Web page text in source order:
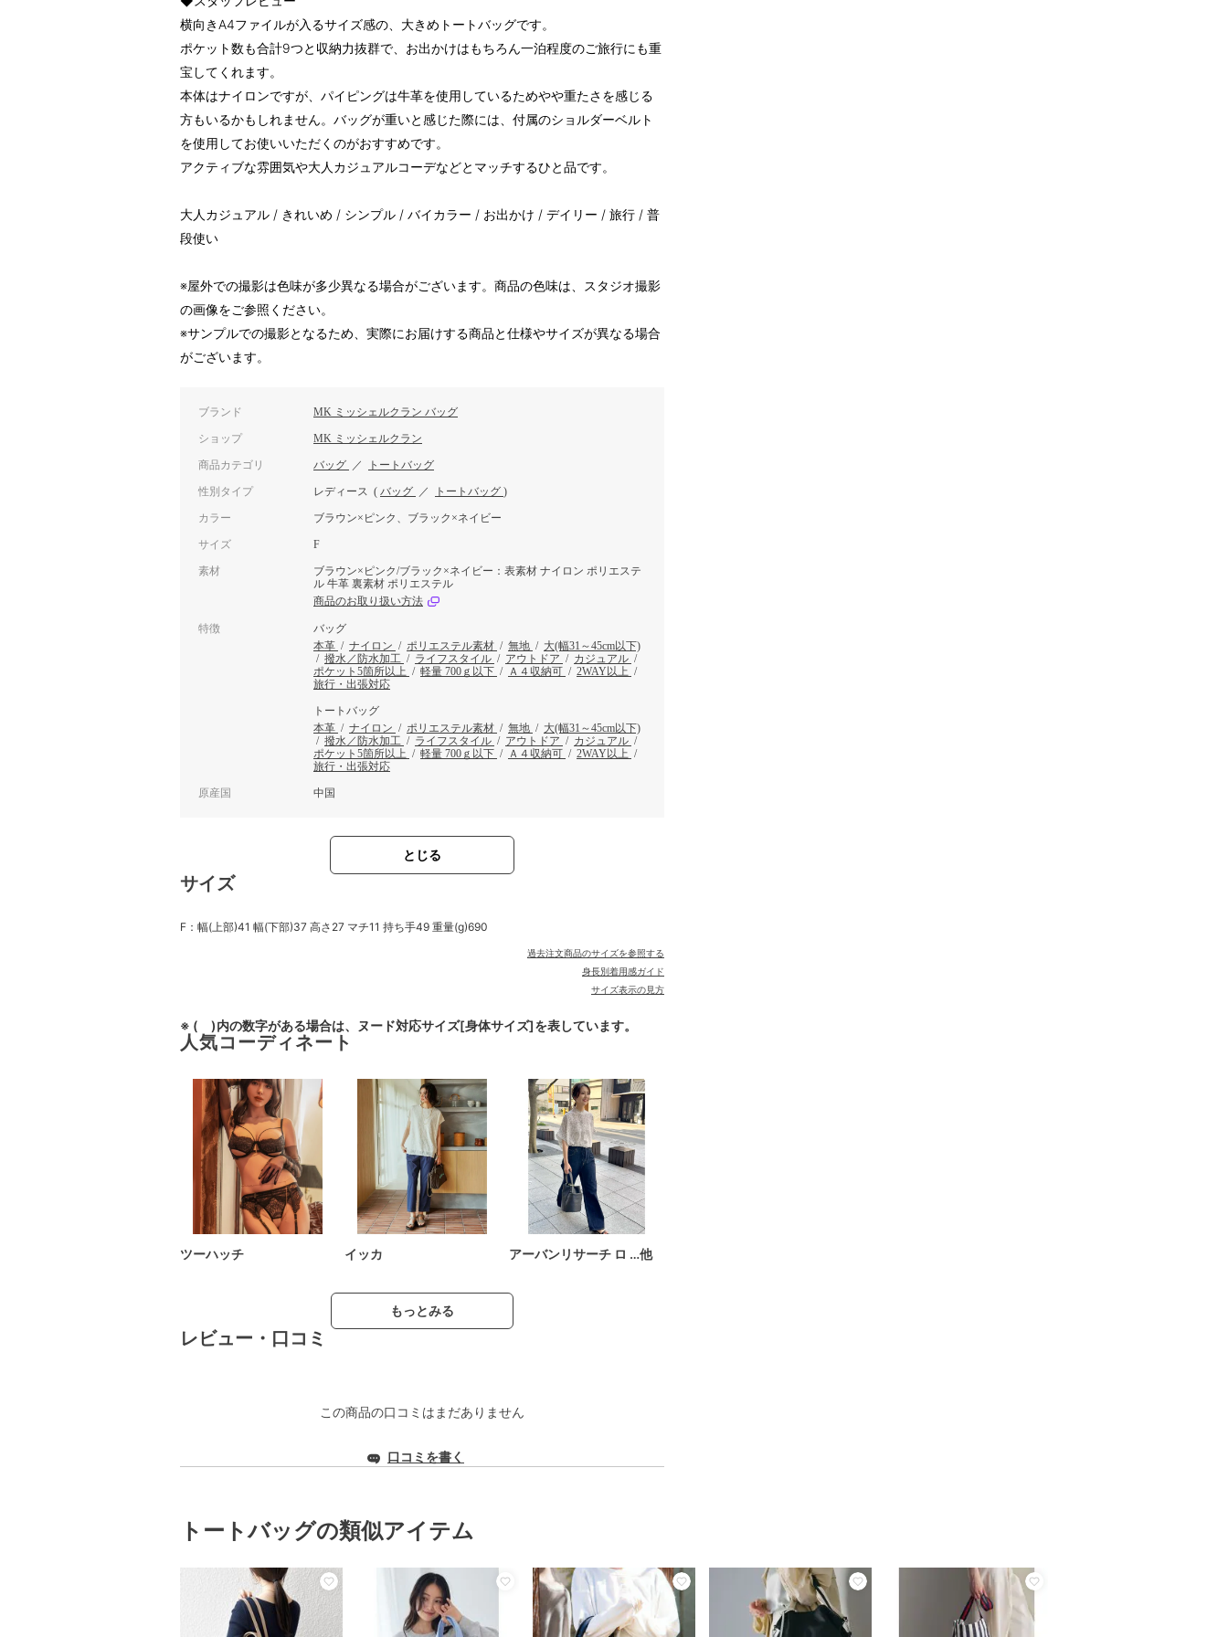
横向きA4ファイルが入るサイズ感の、大きめトートバッグです。
ポケット数も合計9つと収納力抜群で、お出かけはもちろん一泊程度のご旅行にも重
宝してくれます。
本体はナイロンですが、パイピングは牛革を使用しているためやや重たさを感じる
方もいるかもしれません。バッグが重いと感じた際には、付属のショルダーベルト
を使用してお使いいただくのがおすすめです。
アクティブな雰囲気や大人カジュアルコーデなどとマッチするひと品です。
大人カジュアル / きれいめ / シンプル / バイカラー / お出かけ / デイリー / 旅行 / 普
段使い
※屋外での撮影は色味が多少異なる場合がございます。商品の色味は、スタジオ撮影
の画像をご参照ください。
※サンプルでの撮影となるため、実際にお届けする商品と仕様やサイズが異なる場合
がございます。
ブランド MK ミッシェルクラン バッグ
ショップ MK ミッシェルクラン
商品カテゴリ バッグ ／ トートバッグ
性別タイプ レディース ( バッグ ／ トートバッグ )
カラー ブラウン×ピンク、ブラック×ネイビー
サイズ F
素材
ブラウン×ピンク/ブラック×ネイビー：表素材 ナイロン ポリエステ
ル 牛革 裏素材 ポリエステル
商品のお取り扱い方法
特徴
バッグ
本革 / ナイロン / ポリエステル素材 / 無地 / 大(幅31～45cm以下)
/ 撥水／防水加工 / ライフスタイル / アウトドア / カジュアル /
ポケット5箇所以上 / 軽量 700ｇ以下 / Ａ４収納可 / 2WAY以上 /
旅行・出張対応
トートバッグ
本革 / ナイロン / ポリエステル素材 / 無地 / 大(幅31～45cm以下)
/ 撥水／防水加工 / ライフスタイル / アウトドア / カジュアル /
ポケット5箇所以上 / 軽量 700ｇ以下 / Ａ４収納可 / 2WAY以上 /
旅行・出張対応
原産国 中国
とじる
サイズ
F：幅(上部)41 幅(下部)37 高さ27 マチ11 持ち手49 重量(g)690
過去注文商品のサイズを参照する
身長別着用感ガイド
サイズ表示の見方
※ ( )内の数字がある場合は、ヌード対応サイズ[身体サイズ]を表しています。
人気コーディネート
ツーハッチ イッカ アーバンリサーチ ロ …他
もっとみる
レビュー・口コミ
この商品の口コミはまだありません
口コミを書く
トートバッグの類似アイテム